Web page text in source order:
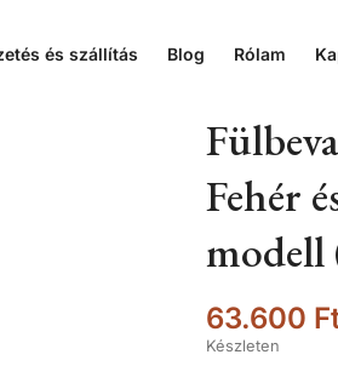
és szállítás Blog Rólam
Fehér
63.600
Készleten